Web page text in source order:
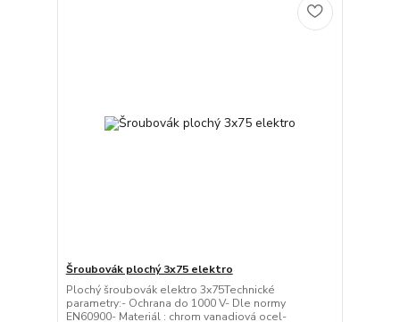
Šroubovák plochý 3x75 elektro
Plochý šroubovák elektro 3x75Technické
parametry:- Ochrana do 1000 V- Dle normy
EN60900- Materiál : chrom vanadiová ocel-